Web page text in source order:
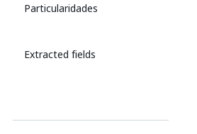
Particularidades
Extracted fields